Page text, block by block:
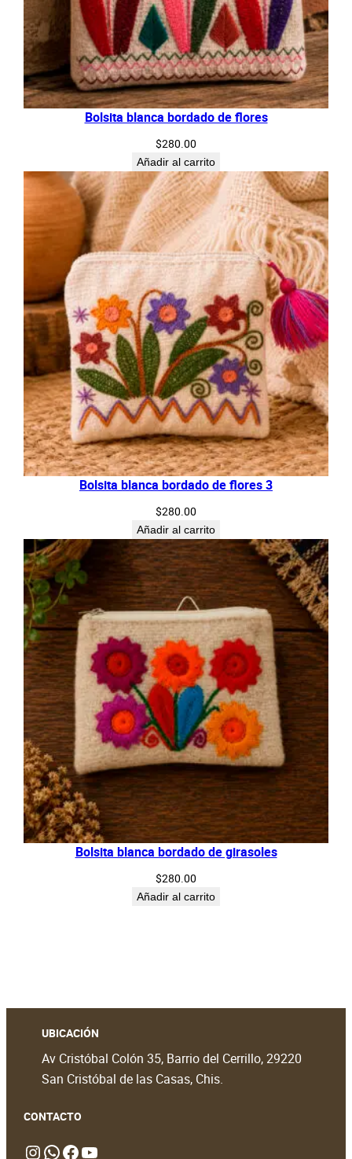
Bolsita blanca bordado de flores
$280.00
Añadir al carrito
Bolsita blanca bordado de flores 3
$280.00
Añadir al carrito
Bolsita blanca bordado de girasoles
$280.00
Añadir al carrito
UBICACIÓN
Av Cristóbal Colón 35, Barrio del Cerrillo, 29220
San Cristóbal de las Casas, Chis.
CONTACTO
InstagramWhatsApp https://www.facebook.com/people/Lekil-Chivit/61579066376698/?locale=en_GB# https://www.youtube.com/@LekilChivit